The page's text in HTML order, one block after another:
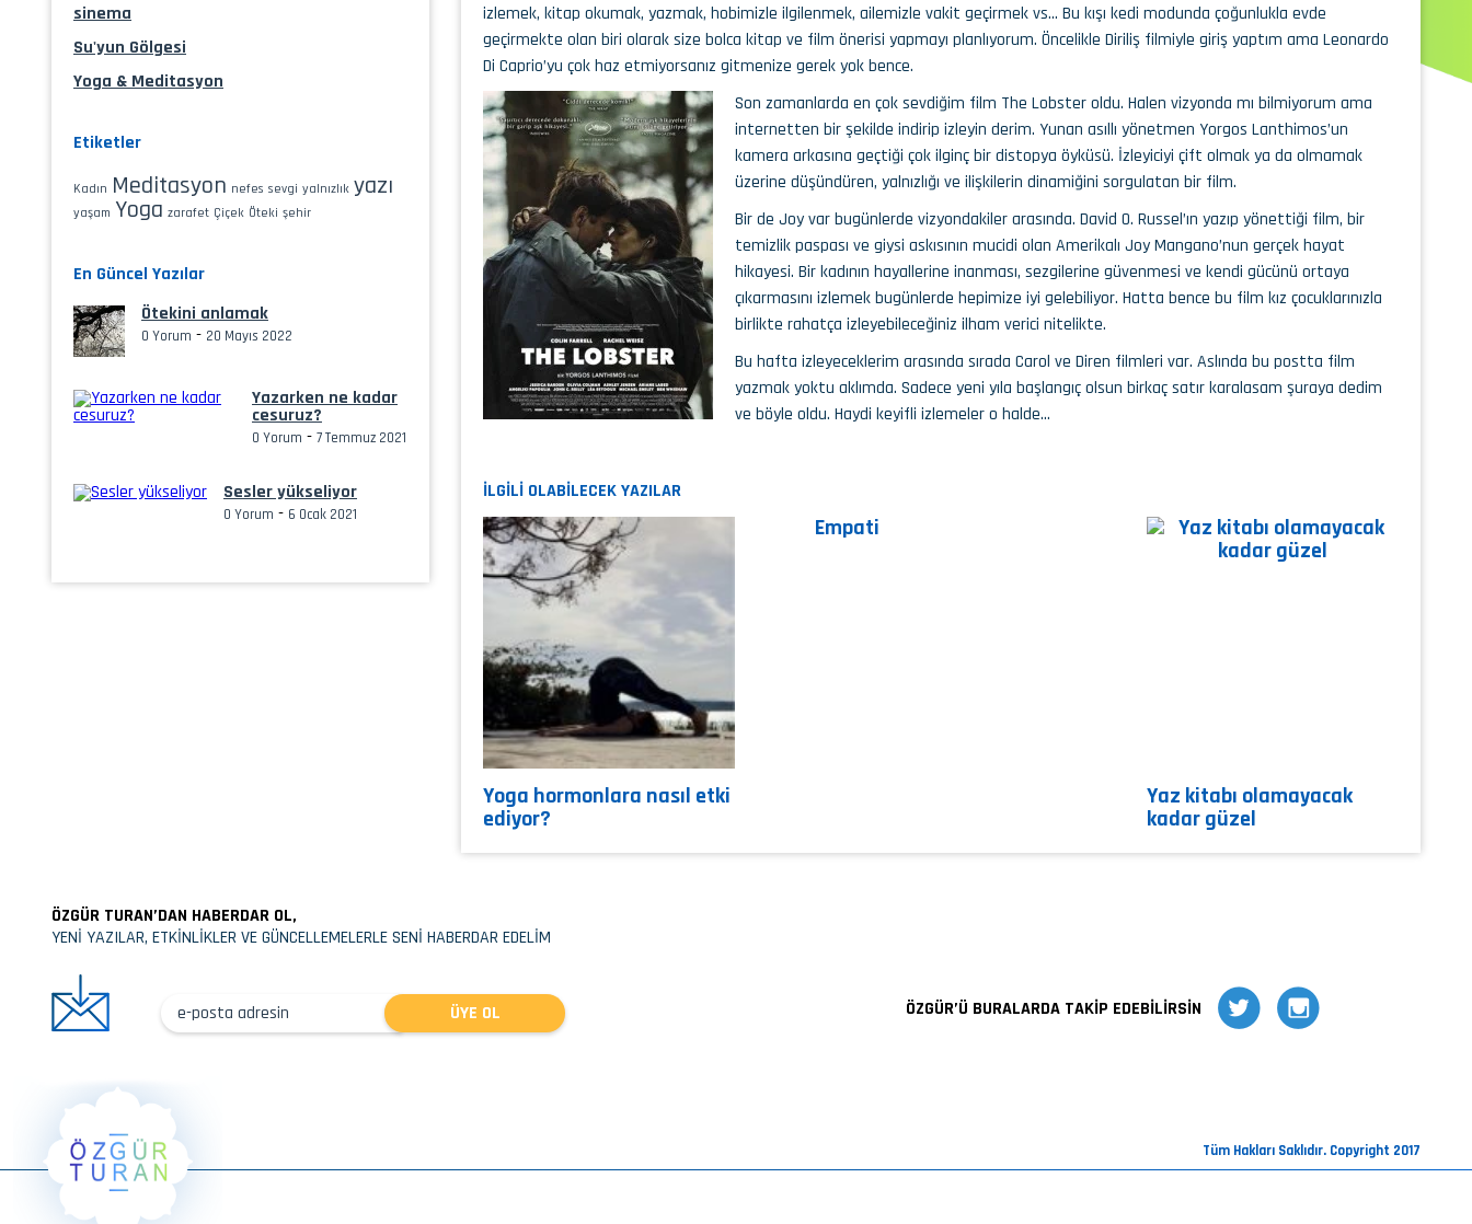
sinema
Su'yun Gölgesi
Yoga & Meditasyon
Etiketler
Kadın Meditasyon nefes sevgi yalnızlık yazı
yaşam Yoga zarafet Çiçek Öteki şehir
En Güncel Yazılar
Ötekini anlamak
0 Yorum - 20 Mayıs 2022
Yazarken ne kadar
cesuruz?
0 Yorum - 7 Temmuz 2021
Sesler yükseliyor
0 Yorum - 6 Ocak 2021
izlemek, kitap okumak, yazmak, hobimizle ilgilenmek, ailemizle vakit geçirmek vs… Bu kışı kedi modunda çoğunlukla evde
geçirmekte olan biri olarak size bolca kitap ve film önerisi yapmayı planlıyorum. Öncelikle Diriliş filmiyle giriş yaptım ama Leonardo
Di Caprio’yu çok haz etmiyorsanız gitmenize gerek yok bence.
Son zamanlarda en çok sevdiğim film The Lobster oldu. Halen vizyonda mı bilmiyorum ama
internetten bir şekilde indirip izleyin derim. Yunan asıllı yönetmen Yorgos Lanthimos’un
kamera arkasına geçtiği çok ilginç bir distopya öyküsü. İzleyiciyi çift olmak ya da olmamak
üzerine düşündüren, yalnızlığı ve ilişkilerin dinamiğini sorgulatan bir film.
Bir de Joy var bugünlerde vizyondakiler arasında. David O. Russel’ın yazıp yönettiği film, bir
temizlik paspası ve giysi askısının mucidi olan Amerikalı Joy Mangano’nun gerçek hayat
hikayesi. Bir kadının hayallerine inanması, sezgilerine güvenmesi ve kendi gücünü ortaya
çıkarmasını izlemek bugünlerde hepimize iyi gelebiliyor. Hatta bence bu film kız çocuklarınızla
birlikte rahatça izleyebileceğiniz ilham verici nitelikte.
Bu hafta izleyeceklerim arasında sırada Carol ve Diren filmleri var. Aslında bu postta film
yazmak yoktu aklımda. Sadece yeni yıla başlangıç olsun birkaç satır karalasam şuraya dedim
ve böyle oldu. Haydi keyifli izlemeler o halde…
İLGİLİ OLABİLECEK YAZILAR
Yoga hormonlara nasıl etki
ediyor?
Empati
Yaz kitabı olamayacak
kadar güzel
ÖZGÜR TURAN’DAN HABERDAR OL,
YENİ YAZILAR, ETKİNLİKLER VE GÜNCELLEMELERLE SENİ HABERDAR EDELİM
ÖZGÜR’Ü BURALARDA TAKİP EDEBİLİRSİN
Tüm Hakları Saklıdır. Copyright 2017